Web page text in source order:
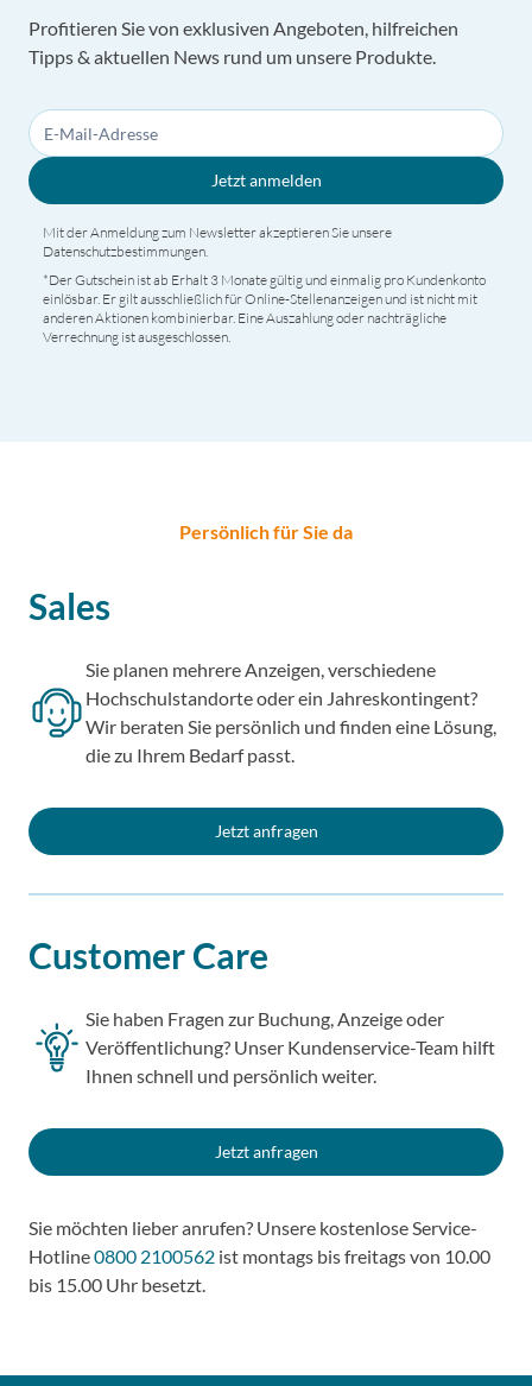
Profitieren Sie von exklusiven Angeboten, hilfreichen
Tipps & aktuellen News rund um unsere Produkte.
Jetzt anmelden
Mit der Anmeldung zum Newsletter akzeptieren Sie unsere
Datenschutzbestimmungen.
*Der Gutschein ist ab Erhalt 3 Monate gültig und einmalig pro Kundenkonto
einlösbar. Er gilt ausschließlich für Online-Stellenanzeigen und ist nicht mit
anderen Aktionen kombinierbar. Eine Auszahlung oder nachträgliche
Verrechnung ist ausgeschlossen.
Persönlich für Sie da
Sales
Sie planen mehrere Anzeigen, verschiedene
Hochschulstandorte oder ein Jahreskontingent?
Wir beraten Sie persönlich und finden eine Lösung,
die zu Ihrem Bedarf passt.
Jetzt anfragen
Customer Care
Sie haben Fragen zur Buchung, Anzeige oder
Veröffentlichung? Unser Kundenservice-Team hilft
Ihnen schnell und persönlich weiter.
Jetzt anfragen
Sie möchten lieber anrufen? Unsere kostenlose Service-
Hotline0800 2100562 ist montags bis freitags von 10.00
bis 15.00 Uhr besetzt.